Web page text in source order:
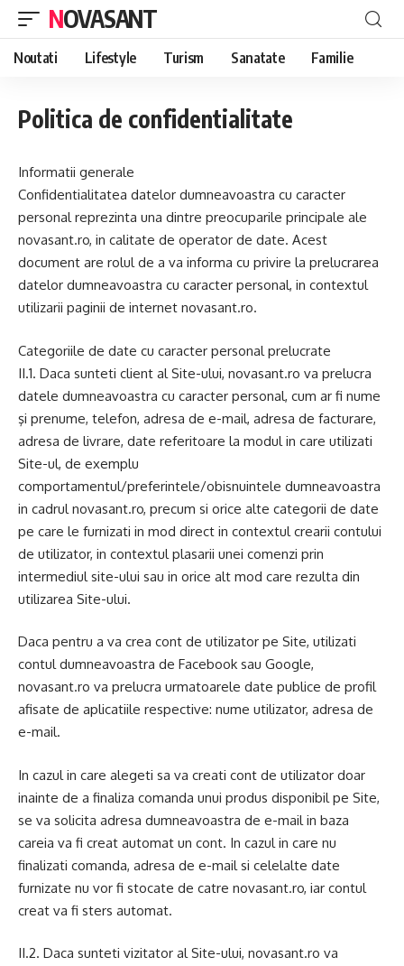
NOVASANT
Noutati Lifestyle Turism Sanatate Familie
Politica de confidentialitate
Informatii generale
Confidentialitatea datelor dumneavoastra cu caracter
personal reprezinta una dintre preocuparile principale ale
novasant.ro, in calitate de operator de date. Acest
document are rolul de a va informa cu privire la prelucrarea
datelor dumneavoastra cu caracter personal, in contextul
utilizarii paginii de internet novasant.ro.
Categoriile de date cu caracter personal prelucrate
II.1. Daca sunteti client al Site-ului, novasant.ro va prelucra
datele dumneavoastra cu caracter personal, cum ar fi nume
şi prenume, telefon, adresa de e-mail, adresa de facturare,
adresa de livrare, date referitoare la modul in care utilizati
Site-ul, de exemplu
comportamentul/preferintele/obisnuintele dumneavoastra
in cadrul novasant.ro, precum si orice alte categorii de date
pe care le furnizati in mod direct in contextul crearii contului
de utilizator, in contextul plasarii unei comenzi prin
intermediul site-ului sau in orice alt mod care rezulta din
utilizarea Site-ului.
Daca pentru a va crea cont de utilizator pe Site, utilizati
contul dumneavoastra de Facebook sau Google,
novasant.ro va prelucra urmatoarele date publice de profil
afisate de aplicatiile respective: nume utilizator, adresa de
e-mail.
In cazul in care alegeti sa va creati cont de utilizator doar
inainte de a finaliza comanda unui produs disponibil pe Site,
se va solicita adresa dumneavoastra de e-mail in baza
careia va fi creat automat un cont. In cazul in care nu
finalizati comanda, adresa de e-mail si celelalte date
furnizate nu vor fi stocate de catre novasant.ro, iar contul
creat va fi sters automat.
II.2. Daca sunteti vizitator al Site-ului, novasant.ro va